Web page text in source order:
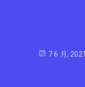
7 6 月, 2021